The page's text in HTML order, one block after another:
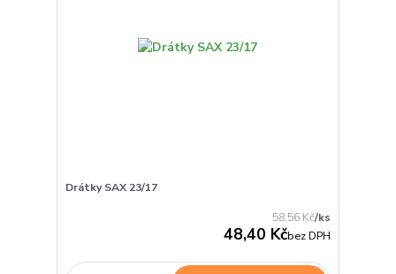
Drátky SAX 23/17
58,56 Kč/ks
48,40 Kčbez DPH